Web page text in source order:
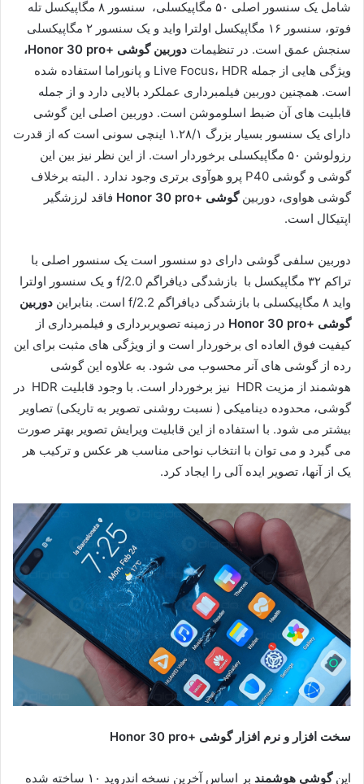
شامل یک سنسور اصلی ۵۰ مگاپیکسلی، سنسور ۸ مگاپیکسل تله
فوتو، سنسور ۱۶ مگاپیکسل اولترا واید و یک سنسور ۲ مگاپیکسلی
سنجش عمق است. در تنظیمات دوربین گوشی +Honor 30 pro
،
ویژگی هایی از جمله Live Focus، HDR و پانوراما استفاده شده
است. همچنین دوربین فیلمبرداری عملکرد بالایی دارد و از جمله
قابلیت های آن ضبط اسلوموشن است. دوربین اصلی این گوشی
دارای یک سنسور بسیار بزرگ ۱.۲۸/۱ اینچی سونی است که از قدرت
رزولوشن ۵۰ مگاپیکسلی برخوردار است. از این نظر نیز بین این
گوشی و گوشی P40 پرو هوآوی برتری وجود ندارد . البته برخلاف
گوشی هواوی، دوربینگوشی +Honor 30 pro
فاقد لرزشگیر
اپتیکال است.
دوربین سلفی گوشی دارای دو سنسور است یک سنسور اصلی با
تراکم ۳۲ مگاپیکسل با بازشدگی دیافراگم f/2.0 و یک سنسور اولترا
واید ۸ مگاپیکسلی با بازشدگی دیافراگم f/2.2 است. بنابراین
دوربین
گوشی +Honor 30 pro
در زمینه تصویربرداری و فیلمبرداری از
کیفیت فوق العاده ای برخوردار است و از ویژگی های مثبت برای این
رده از گوشی های آنر محسوب می شود. به علاوه این گوشی
هوشمند از مزیت HDR نیز برخوردار است. با وجود قابلیت HDR در
گوشی، محدوده دینامیکی ( نسبت روشنی تصویر به تاریکی) تصاویر
بیشتر می شود. با استفاده از این قابلیت ویرایش تصویر بهتر صورت
می گیرد و می توان با انتخاب نواحی مناسب هر عکس و ترکیب هر
یک از آنها، تصویر ایده آلی را ایجاد کرد.
سخت افزار و نرم افزار گوشی +Honor 30 pro
اینگوشی هوشمند بر اساس آخرین نسخه اندروید ۱۰ ساخته شده